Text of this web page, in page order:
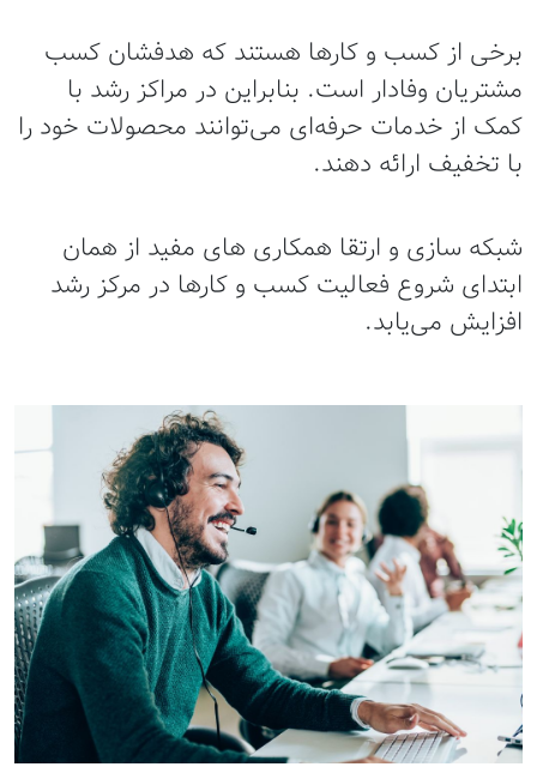
برخی از کسب و کارها هستند که هدفشان کسب
مشتریان وفادار است. بنابراین در مراکز رشد با
کمک از خدمات حرفه‌ای می‌توانند محصولات خود را
با تخفیف ارائه دهند.
شبکه سازی و ارتقا همکاری های مفید از همان
ابتدای شروع فعالیت کسب و کارها در مرکز رشد
افزایش می‌یابد.